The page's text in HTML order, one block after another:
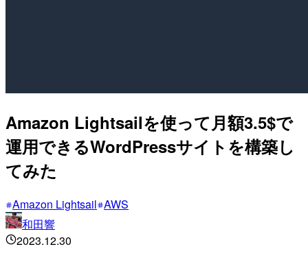
Amazon Lightsailを使って月額3.5$で
運用できるWordPressサイトを構築し
てみた
Amazon Lightsail AWS
和田響
2023.12.30